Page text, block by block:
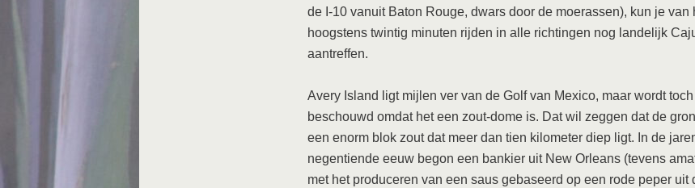
de I-10 vanuit Baton Rouge, dwars door de moerassen), kun je van
hoogstens twintig minuten rijden in alle richtingen nog landelijk
aantreffen.
Avery Island ligt mijlen ver van de Golf van Mexico, maar wordt
beschouwd omdat het een zout-dome is. Dat wil zeggen dat de
een enorm blok zout dat meer dan tien kilometer diep ligt. In de
negentiende eeuw begon een bankier uit New Orleans (tevens
met het produceren van een saus gebaseerd op een rode peper uit